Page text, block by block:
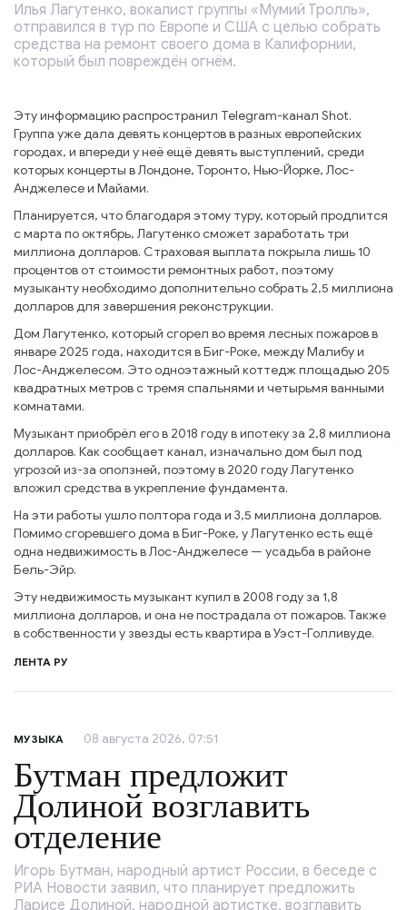
Илья Лагутенко, вокалист группы «Мумий Тролль»,
отправился в тур по Европе и США с целью собрать
средства на ремонт своего дома в Калифорнии,
который был повреждён огнём.
Эту информацию распространил Telegram-канал Shot.
Группа уже дала девять концертов в разных европейских
городах, и впереди у неё ещё девять выступлений, среди
которых концерты в Лондоне, Торонто, Нью-Йорке, Лос-
Анджелесе и Майами.
Планируется, что благодаря этому туру, который продлится
с марта по октябрь, Лагутенко сможет заработать три
миллиона долларов. Страховая выплата покрыла лишь 10
процентов от стоимости ремонтных работ, поэтому
музыканту необходимо дополнительно собрать 2,5 миллиона
долларов для завершения реконструкции.
Дом Лагутенко, который сгорел во время лесных пожаров в
январе 2025 года, находится в Биг-Роке, между Малибу и
Лос-Анджелесом. Это одноэтажный коттедж площадью 205
квадратных метров с тремя спальнями и четырьмя ванными
комнатами.
Музыкант приобрёл его в 2018 году в ипотеку за 2,8 миллиона
долларов. Как сообщает канал, изначально дом был под
угрозой из-за оползней, поэтому в 2020 году Лагутенко
вложил средства в укрепление фундамента.
На эти работы ушло полтора года и 3,5 миллиона долларов.
Помимо сгоревшего дома в Биг-Роке, у Лагутенко есть ещё
одна недвижимость в Лос-Анджелесе — усадьба в районе
Бель-Эйр.
Эту недвижимость музыкант купил в 2008 году за 1,8
миллиона долларов, и она не пострадала от пожаров. Также
в собственности у звезды есть квартира в Уэст-Голливуде.
ЛЕНТА РУ
МУЗЫКА 08 августа 2026, 07:51
Бутман предложит
Долиной возглавить
отделение
Игорь Бутман, народный артист России, в беседе с
РИА Новости заявил, что планирует предложить
Ларисе Долиной, народной артистке, возглавить